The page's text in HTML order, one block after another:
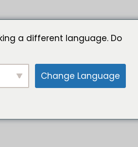
a different language. Do
Change Language